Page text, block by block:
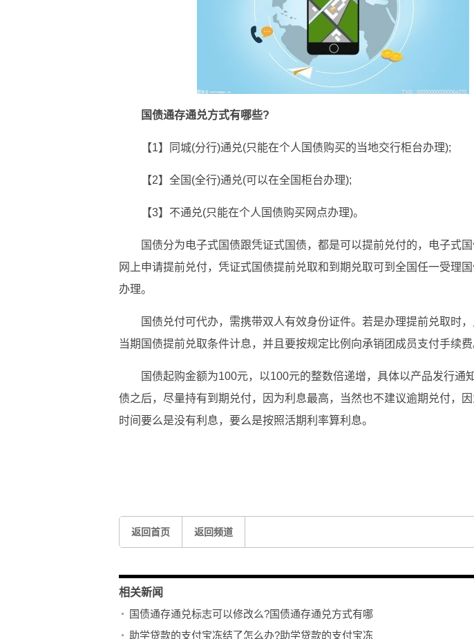
国债通存通兑方式有哪些?
【1】同城(分行)通兑(只能在个人国债购买的当地交行柜台办理);
【2】全国(全行)通兑(可以在全国柜台办理);
【3】不通兑(只能在个人国债购买网点办理)。
国债分为电子式国债跟凭证式国债，都是可以提前兑付的，电子式
网上申请提前兑付，凭证式国债提前兑取和到期兑取可到全国任一受理
办理。
国债兑付可代办，需携带双人有效身份证件。若是办理提前兑取时
当期国债提前兑取条件计息，并且要按规定比例向承销团成员支付手续费
国债起购金额为100元，以100元的整数倍递增，具体以产品发行通
债之后，尽量持有到期兑付，因为利息最高，当然也不建议逾期兑付，
时间要么是没有利息，要么是按照活期利率算利息。
返回首页 返回频道
相关新闻
国债通存通兑标志可以修改么?国债通存通兑方式有哪
助学贷款的支付宝冻结了怎么办?助学贷款的支付宝冻